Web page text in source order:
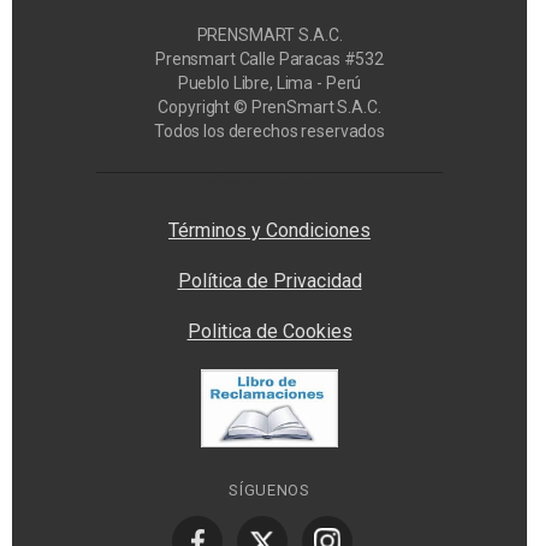
PRENSMART S.A.C.
Prensmart Calle Paracas #532
Pueblo Libre, Lima - Perú
Copyright © PrenSmart S.A.C.
Todos los derechos reservados
Términos y Condiciones
Política de Privacidad
Politica de Cookies
SÍGUENOS